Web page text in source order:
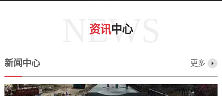
NEWS
资讯中心
新闻中心 更多